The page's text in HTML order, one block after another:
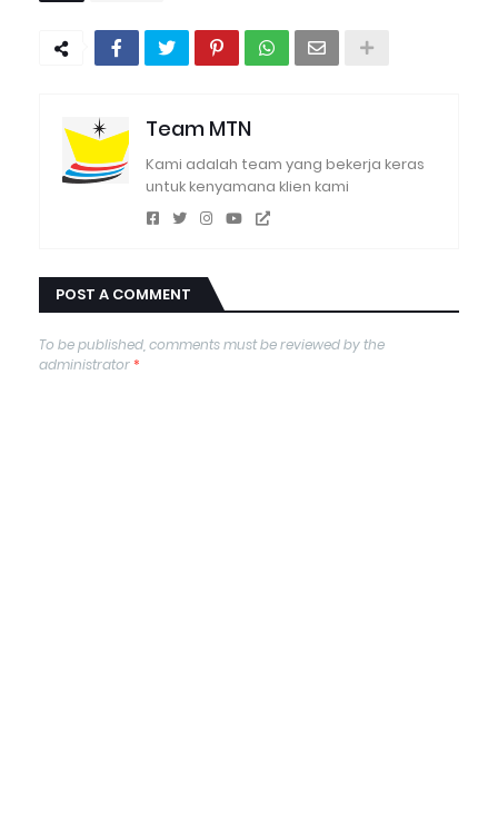
Team MTN
Kami adalah team yang bekerja keras
untuk kenyamana klien kami
POST A COMMENT
To be published, comments must be reviewed by the
administrator*